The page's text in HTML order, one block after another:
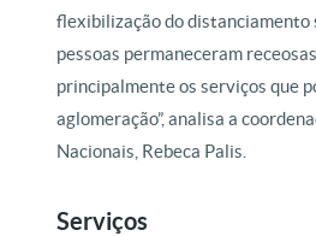
flexibilização do distanciamento
pessoas permaneceram
principalmente os serviços que
aglomeração”, analisa a
Nacionais, Rebeca Palis.
Serviços